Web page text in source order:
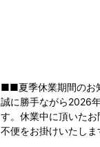
■■夏季休業期間の
誠に勝手ながら2026
す。休業中に頂いた
不便をお掛けいたし